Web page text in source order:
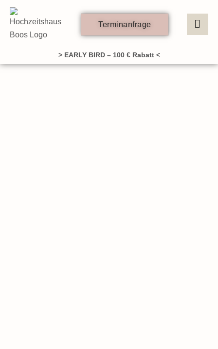
Zum
Inhalt
springen
Terminanfrage
> EARLY BIRD – 100 € Rabatt <